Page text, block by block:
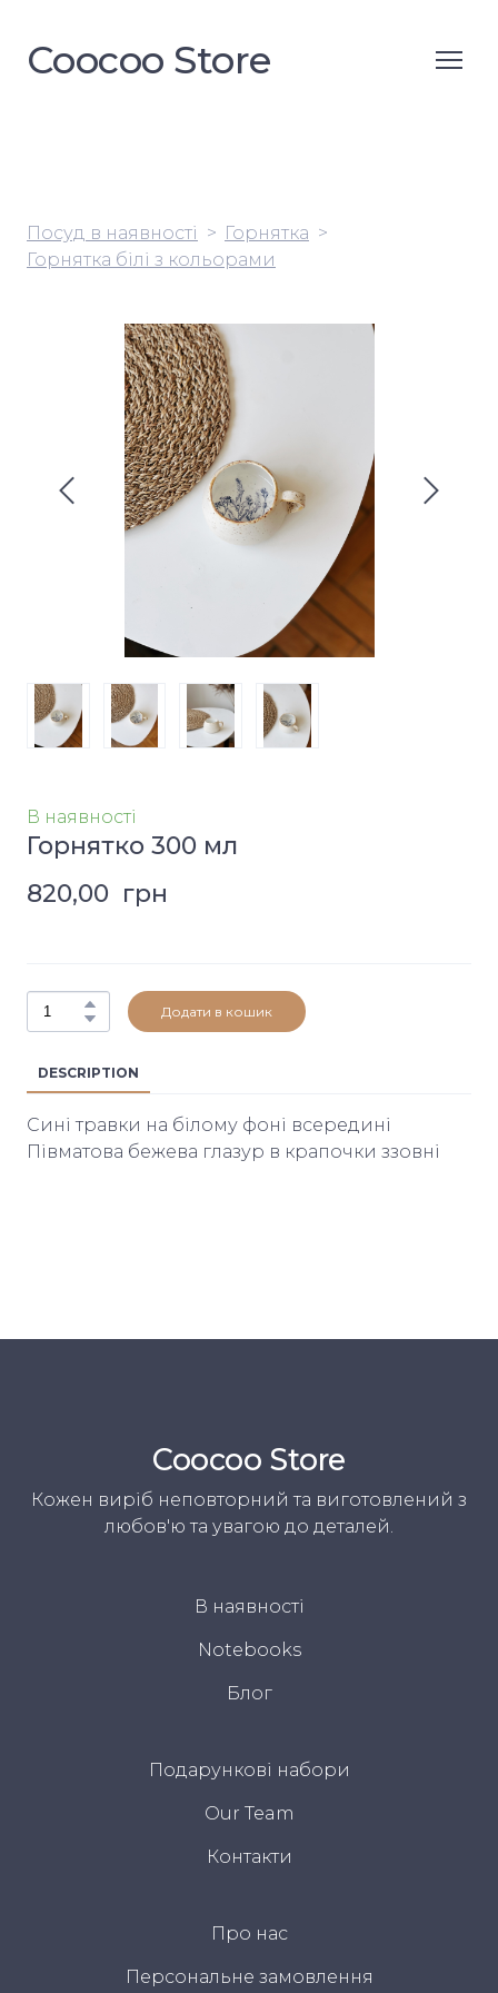
Coocoo Store
Посуд в наявності
Горнятка
Горнятка білі з кольорами
В наявності
Горнятко 300 мл
820,00  грн
Додати в кошик
DESCRIPTION
Сині травки на білому фоні всередині
Півматова бежева глазур в крапочки ззовні
Coocoo Store
Кожен виріб неповторний та виготовлений з
любов'ю та увагою до деталей.
В наявності
Notebooks
Блог
Подарункові набори
Our Team
Контакти
Про нас
Персональне замовлення